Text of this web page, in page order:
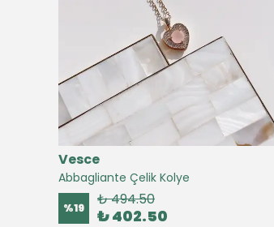
Vesce
Abbagliante Çelik Kolye
%19 ₺ 494.50
₺ 402.50